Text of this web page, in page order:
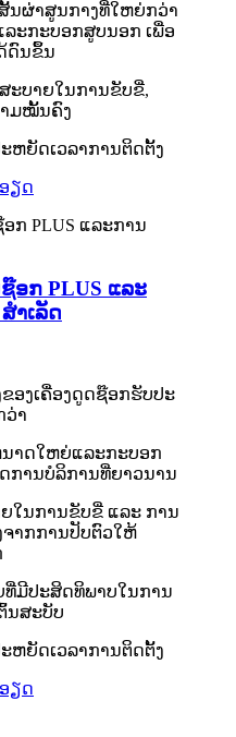
ນຜ່າສູນກາງທີ່ໃຫຍ່ກວ່າ
ະກະບອກສູບນອກ ເພື່ອ
ດົນຂຶ້ນ
ະບາຍໃນການຂັບຂີ່,
ມໝັ້ນຄົງ
ຫຍັດເວລາການຕິດຕັ້ງ
ຽດ
ອກ PLUS ແລະ
າເລັດ
ຂອງເຄື່ອງດູດຊ໊ອກຮັບປະ
ວ່າ
າດໃຫຍ່ແລະກະບອກ
ການບໍລິການທີ່ຍາວນານ
ໃນການຂັບຂີ່ ແລະ ການ
າກການປັບຕົວໃຫ້
ທີ່ມີປະສິດທິພາບໃນການ
ນສະບັບ
ຫຍັດເວລາການຕິດຕັ້ງ
ຽດ